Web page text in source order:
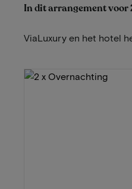
In dit arrangement voor
ViaLuxury en het hotel